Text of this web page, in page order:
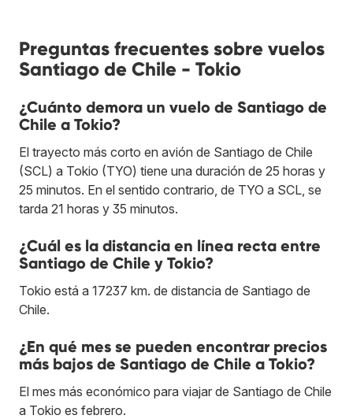
Preguntas frecuentes sobre vuelos
Santiago de Chile - Tokio
¿Cuánto demora un vuelo de Santiago de
Chile a Tokio?
El trayecto más corto en avión de Santiago de Chile
(SCL) a Tokio (TYO) tiene una duración de 25 horas y
25 minutos. En el sentido contrario, de TYO a SCL, se
tarda 21 horas y 35 minutos.
¿Cuál es la distancia en línea recta entre
Santiago de Chile y Tokio?
Tokio está a 17237 km. de distancia de Santiago de
Chile.
¿En qué mes se pueden encontrar precios
más bajos de Santiago de Chile a Tokio?
El mes más económico para viajar de Santiago de Chile
a Tokio es febrero.